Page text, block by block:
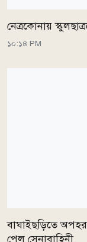
নেত্রকোনায়
১০:১৪ PM
বাঘাইছড়িতে
পেল সেনাবাহিনী